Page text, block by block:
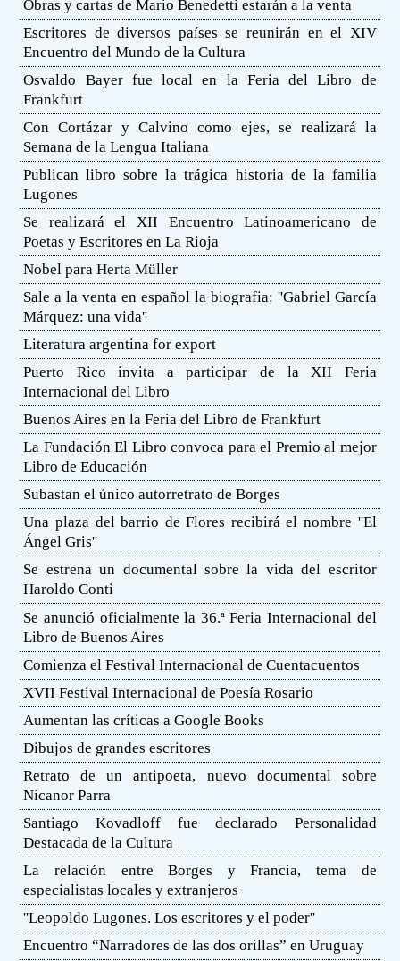
Obras y cartas de Mario Benedetti estarán a la venta
Escritores de diversos países se reunirán en el XIV
Encuentro del Mundo de la Cultura
Osvaldo Bayer fue local en la Feria del Libro de
Frankfurt
Con Cortázar y Calvino como ejes, se realizará la
Semana de la Lengua Italiana
Publican libro sobre la trágica historia de la familia
Lugones
Se realizará el XII Encuentro Latinoamericano de
Poetas y Escritores en La Rioja
Nobel para Herta Müller
Sale a la venta en español la biografia: ''Gabriel García
Márquez: una vida''
Literatura argentina for export
Puerto Rico invita a participar de la XII Feria
Internacional del Libro
Buenos Aires en la Feria del Libro de Frankfurt
La Fundación El Libro convoca para el Premio al mejor
Libro de Educación
Subastan el único autorretrato de Borges
Una plaza del barrio de Flores recibirá el nombre ''El
Ángel Gris''
Se estrena un documental sobre la vida del escritor
Haroldo Conti
Se anunció oficialmente la 36.ª Feria Internacional del
Libro de Buenos Aires
Comienza el Festival Internacional de Cuentacuentos
XVII Festival Internacional de Poesía Rosario
Aumentan las críticas a Google Books
Dibujos de grandes escritores
Retrato de un antipoeta, nuevo documental sobre
Nicanor Parra
Santiago Kovadloff fue declarado Personalidad
Destacada de la Cultura
La relación entre Borges y Francia, tema de
especialistas locales y extranjeros
''Leopoldo Lugones. Los escritores y el poder''
Encuentro “Narradores de las dos orillas” en Uruguay